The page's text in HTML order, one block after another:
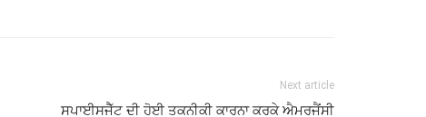
Next article
ਸਪਾਈਸਜੈੱਟ ਦੀ ਹੋਈ ਤਕਨੀਕੀ ਕਾਰਨਾ ਕਰਕੇ ਐਮਰਜੈਂਸੀ